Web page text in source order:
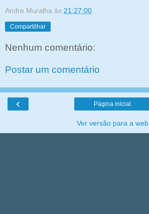
Andre Muralha às 21:27:00
Compartilhar
Nenhum comentário:
Postar um comentário
‹ Página inicial
Ver versão para a web